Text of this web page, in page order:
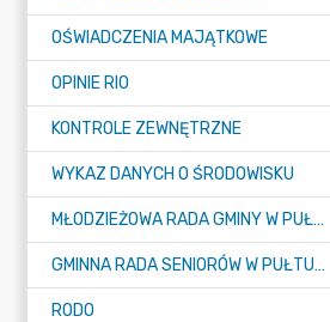
OŚWIADCZENIA MAJĄTKOWE
OPINIE RIO
KONTROLE ZEWNĘTRZNE
WYKAZ DANYCH O ŚRODOWISKU
MŁODZIEŻOWA RADA GMINY W PUŁTUSKU
GMINNA RADA SENIORÓW W PUŁTUSKU
RODO